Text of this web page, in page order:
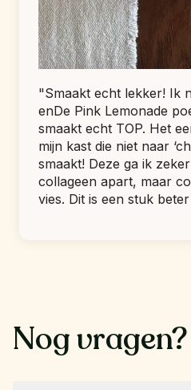
"Smaakt echt lekker! Ik
enDe Pink Lemonade
smaakt echt TOP. Het
mijn kast die niet naar
smaakt! Deze ga ik
collageen apart, maar
vies. Dit is een stuk
Nog vragen?